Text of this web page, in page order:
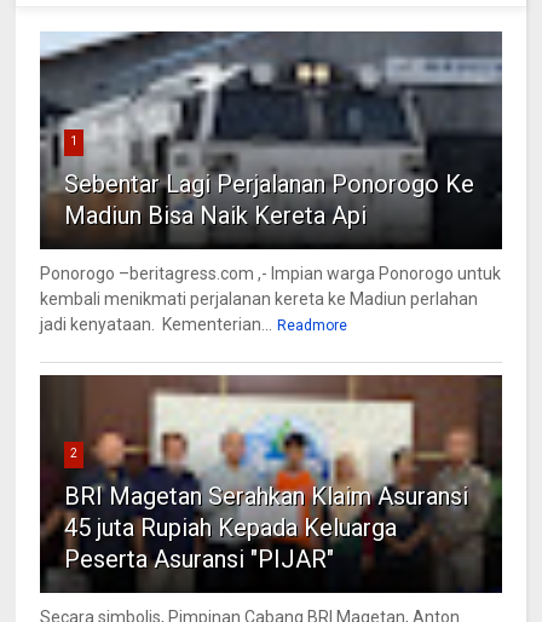
1
Sebentar Lagi Perjalanan Ponorogo Ke
Madiun Bisa Naik Kereta Api
Ponorogo –beritagress.com ,- Impian warga Ponorogo untuk
kembali menikmati perjalanan kereta ke Madiun perlahan
jadi kenyataan. Kementerian... Readmore
2
BRI Magetan Serahkan Klaim Asuransi
45 juta Rupiah Kepada Keluarga
Peserta Asuransi "PIJAR"
Secara simbolis, Pimpinan Cabang BRI Magetan, Anton